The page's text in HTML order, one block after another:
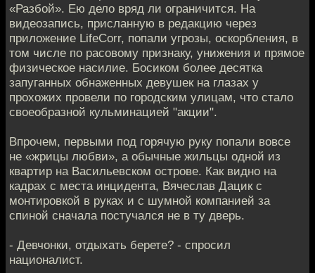
«Разбой». Ею дело вряд ли ограничится. На
видеозапись, присланную в редакцию через
приложение LifeCorr, попали угрозы, оскорбления, в
том числе по расовому признаку, унижения и прямое
физическое насилие. Босиком более десятка
запуганных обнаженных девушек на глазах у
прохожих провели по городским улицам, что стало
своеобразной кульминацией "акции".
Впрочем, первыми под горячую руку попали вовсе
не «жрицы любви», а обычные жильцы одной из
квартир на Васильевском острове. Как видно на
кадрах с места инцидента, Вячеслав Дацик с
монтировкой в руках и с шумной компанией за
спиной сначала постучался не в ту дверь.
- Девчонки, отдыхать берете? - спросил
националист.